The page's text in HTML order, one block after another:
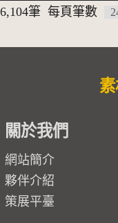
筆 每頁筆數
關於我們
網站簡介
夥伴介紹
策展平臺